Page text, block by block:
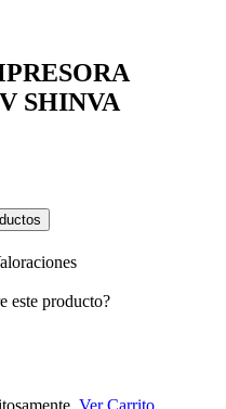
SHINVA
este producto?
Ver Carrito